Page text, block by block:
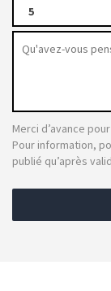
5
Merci d’avance
Pour information,
publié qu’après